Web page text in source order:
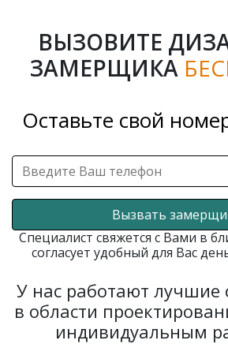
ВЫЗОВИТЕ
ЗАМЕРЩИКА
Оставьте свой
Вызвать
Специалист свяжется с Вами в
согласует удобный для Вас
У нас работают лучшие
в области
индивидуальным